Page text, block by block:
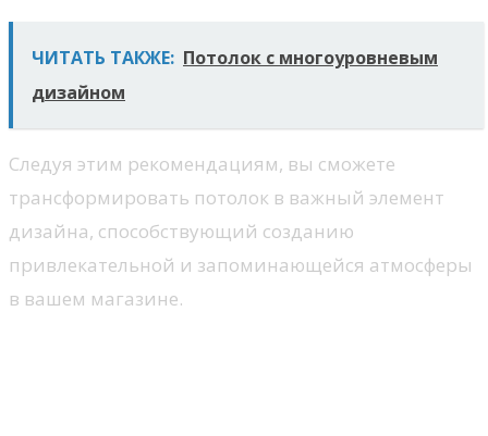
ЧИТАТЬ ТАКЖЕ: Потолок с многоуровневым
дизайном
Следуя этим рекомендациям, вы сможете
трансформировать потолок в важный элемент
дизайна, способствующий созданию
привлекательной и запоминающейся атмосферы
в вашем магазине.